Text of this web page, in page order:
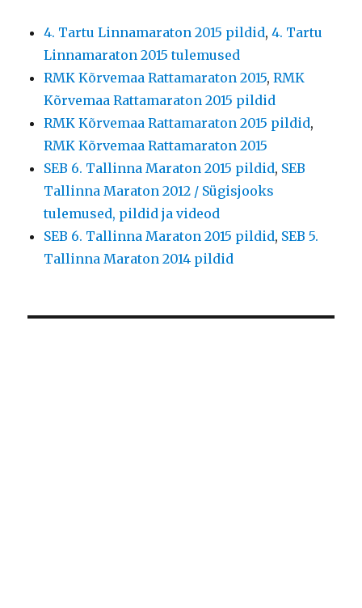
4. Tartu Linnamaraton 2015 pildid,4. Tartu
Linnamaraton 2015 tulemused
RMK Kõrvemaa Rattamaraton 2015,RMK
Kõrvemaa Rattamaraton 2015 pildid
RMK Kõrvemaa Rattamaraton 2015 pildid,
RMK Kõrvemaa Rattamaraton 2015
SEB 6. Tallinna Maraton 2015 pildid, SEB
Tallinna Maraton 2012 / Sügisjooks
tulemused, pildid ja videod
SEB 6. Tallinna Maraton 2015 pildid, SEB 5.
Tallinna Maraton 2014 pildid